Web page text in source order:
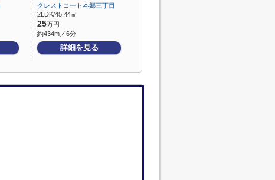
クレストコート本郷三丁目
2LDK/45.44㎡
25万円
約434m／6分
詳細を見る